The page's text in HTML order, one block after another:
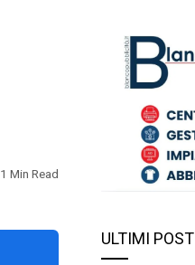
1 Min Read
ULTIMI POST